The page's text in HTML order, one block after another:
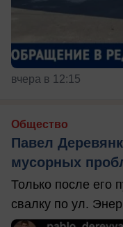
вчера в 12:15
Общество
Павел
мусорных
Только после его
свалку по ул.